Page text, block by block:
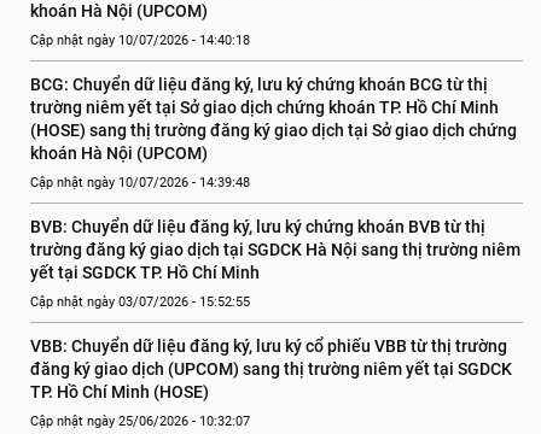
khoán Hà Nội (UPCOM)
Cập nhật ngày 10/07/2026 - 14:40:18
BCG: Chuyển dữ liệu đăng ký, lưu ký chứng khoán BCG từ thị
trường niêm yết tại Sở giao dịch chứng khoán TP. Hồ Chí Minh
(HOSE) sang thị trường đăng ký giao dịch tại Sở giao dịch chứng
khoán Hà Nội (UPCOM)
Cập nhật ngày 10/07/2026 - 14:39:48
BVB: Chuyển dữ liệu đăng ký, lưu ký chứng khoán BVB từ thị
trường đăng ký giao dịch tại SGDCK Hà Nội sang thị trường niêm
yết tại SGDCK TP. Hồ Chí Minh
Cập nhật ngày 03/07/2026 - 15:52:55
VBB: Chuyển dữ liệu đăng ký, lưu ký cổ phiếu VBB từ thị trường
đăng ký giao dịch (UPCOM) sang thị trường niêm yết tại SGDCK
TP. Hồ Chí Minh (HOSE)
Cập nhật ngày 25/06/2026 - 10:32:07